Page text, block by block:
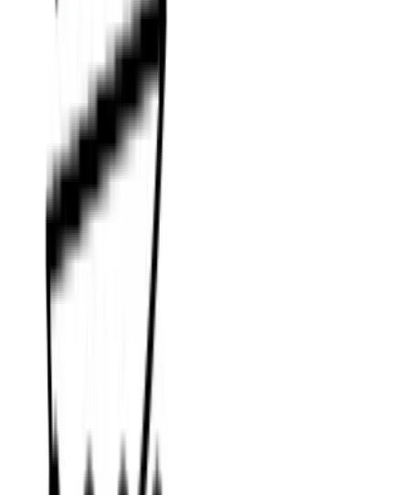
CometAPI'nin API Entegrasyonu
Şu anda V1 erişilebilir durumda
Midjourney's aracılığıyla
olmayan sarmalayıcılar (örneğin, CometAPI)
noktalar sağlar, geliştiriciler şu şekilde entegre edebilir:
Geliştiriciler RESTful API aracılığıyla video üretimini
entegre edebilirler. Tipik bir istek yapısı (örnekleyici):